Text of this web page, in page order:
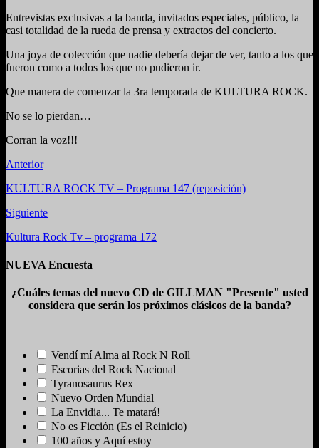
Entrevistas exclusivas a la banda, invitados especiales, público, la
casi totalidad de la rueda de prensa y extractos del concierto.
Una joya de colección que nadie debería dejar de ver, tanto a los que
fueron como a todos los que no pudieron ir.
Que manera de comenzar la 3ra temporada de KULTURA ROCK.
No se lo pierdan…
Corran la voz!!!
Anterior
KULTURA ROCK TV – Programa 147 (reposición)
Siguiente
Kultura Rock Tv – programa 172
NUEVA Encuesta
¿Cuáles temas del nuevo CD de GILLMAN "Presente" usted
considera que serán los próximos clásicos de la banda?
Vendí mí Alma al Rock N Roll
Escorias del Rock Nacional
Tyranosaurus Rex
Nuevo Orden Mundial
La Envidia... Te matará!
No es Ficción (Es el Reinicio)
100 años y Aquí estoy